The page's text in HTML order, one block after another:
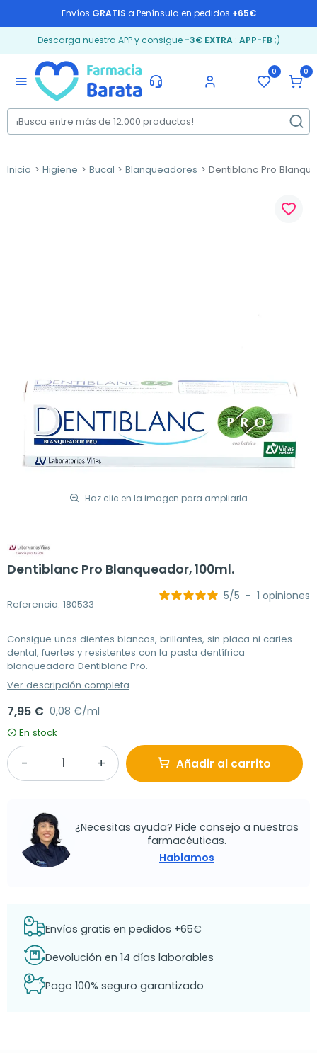
Envíos GRATIS a Península en pedidos +65€
Descarga nuestra APP y consigue -3€ EXTRA: APP-FB ;)
menu
0 0
Inicio Higiene Bucal Blanqueadores Dentiblanc Pro
Haz clic en la imagen para ampliarla
favorite_border
Dentiblanc Pro Blanqueador, 100ml.
Referencia: 180533
5/5 - 1 opiniones
Consigue unos dientes blancos, brillantes, sin placa ni caries
dental, fuertes y resistentes con la pasta dentífrica
blanqueadora Dentiblanc Pro.
Ver descripción completa
7,95 € 0,08 €/ml
En stock
Añadir al carrito
¿Necesitas ayuda? Pide consejo a nuestras
farmacéuticas.
Hablamos
Envíos gratis en pedidos +65€
Devolución en 14 días laborables
Pago 100% seguro garantizado